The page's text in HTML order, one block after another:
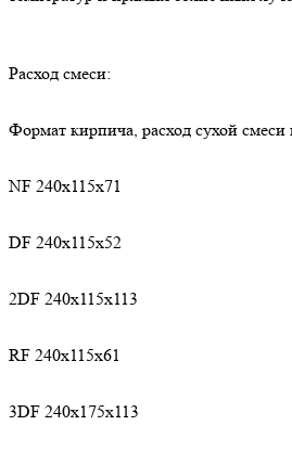
Расход смеси:
Формат кирпича, расход сухой
NF 240x115x71
DF 240x115x52
2DF 240x115x113
RF 240x115x61
3DF 240x175x113